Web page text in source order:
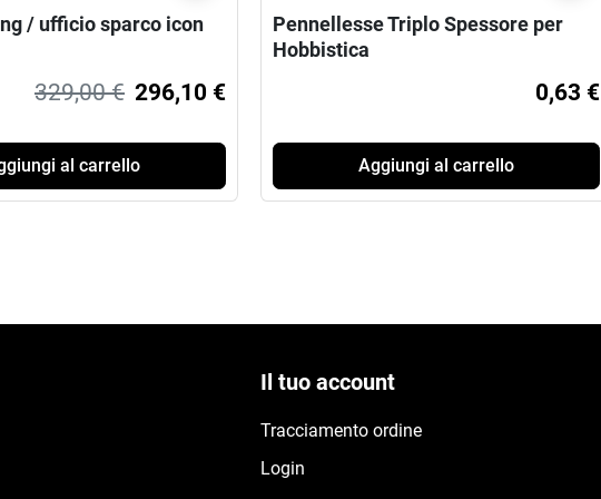
/ ufficio sparco icon
329,00 € 296,10 €
al carrello
Pennellesse Triplo Spessore per
Hobbistica
0,63 €
Aggiungi al carrello
Il tuo account
Tracciamento ordine
Login